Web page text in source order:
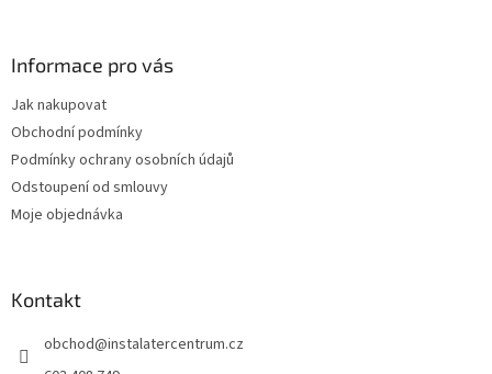
Informace pro vás
Jak nakupovat
Obchodní podmínky
Podmínky ochrany osobních údajů
Odstoupení od smlouvy
Moje objednávka
Kontakt
obchod@instalatercentrum.cz